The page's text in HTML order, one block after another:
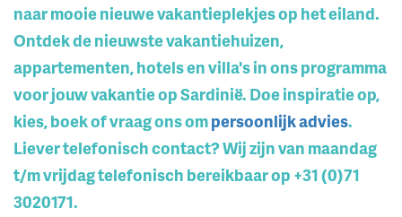
naar mooie nieuwe vakantieplekjes op het eiland.
Ontdek de nieuwste vakantiehuizen,
appartementen, hotels en villa's in ons programma
voor jouw vakantie op Sardinië. Doe inspiratie op,
kies, boek of vraag ons ompersoonlijk advies.
Liever telefonisch contact? Wij zijn van maandag
t/m vrijdag telefonisch bereikbaar op +31 (0)71
3020171.